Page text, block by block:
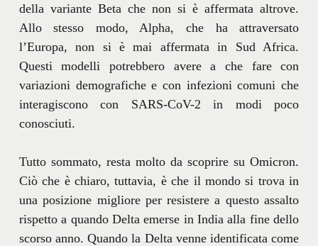
della variante Beta che non si è affermata altrove.
Allo stesso modo, Alpha, che ha attraversato
l’Europa, non si è mai affermata in Sud Africa.
Questi modelli potrebbero avere a che fare con
variazioni demografiche e con infezioni comuni che
interagiscono con SARS-CoV-2 in modi poco
conosciuti.
Tutto sommato, resta molto da scoprire su Omicron.
Ciò che è chiaro, tuttavia, è che il mondo si trova in
una posizione migliore per resistere a questo assalto
rispetto a quando Delta emerse in India alla fine dello
scorso anno. Quando la Delta venne identificata come